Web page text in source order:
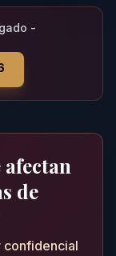
-
de
confidencial